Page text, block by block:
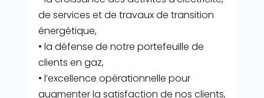
de services et de travaux de transition
énergétique,
• la défense de notre portefeuille de
clients en gaz,
• l’excellence opérationnelle pour
augmenter la satisfaction de nos clients,